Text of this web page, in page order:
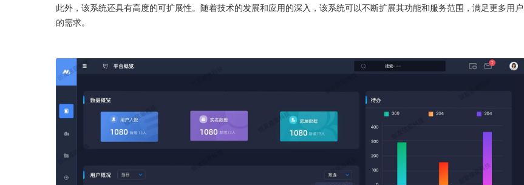
此外，该系统还具有高度的可扩展性。随着技术的发展和应用的深入，该系统可以不断扩展其功能和服务范围，满足更多用户
的需求。